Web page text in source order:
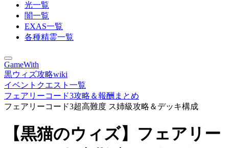
光一覧
闇一覧
EXAS一覧
各種精霊一覧
GameWith
黒ウィズ攻略wiki
イベントクエスト一覧
フェアリーコード3攻略＆報酬まとめ
フェアリーコード3超高難度 ス姉級攻略＆デッキ構成
【黒猫のウィズ】フェアリー